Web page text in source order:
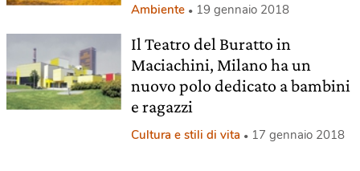
Ambiente 19 gennaio 2018
Il Teatro del Buratto in
Maciachini, Milano ha un
nuovo polo dedicato a bambini
e ragazzi
Cultura e stili di vita 17 gennaio 2018